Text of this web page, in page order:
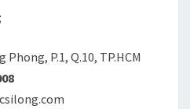
Phong, P.1, Q.10, TP.HCM